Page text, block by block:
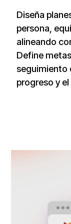
Diseña
persona,
alineando
Define
seguimiento
progreso y